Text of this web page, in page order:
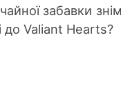
забавки
до Valiant Hearts?